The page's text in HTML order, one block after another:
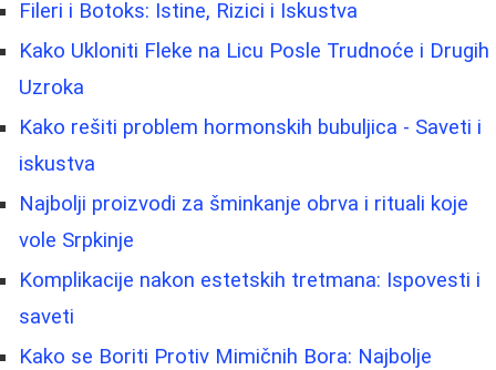
Fileri i Botoks: Istine, Rizici i Iskustva
Kako Ukloniti Fleke na Licu Posle Trudnoće i Drugih
Uzroka
Kako rešiti problem hormonskih bubuljica - Saveti i
iskustva
Najbolji proizvodi za šminkanje obrva i rituali koje
vole Srpkinje
Komplikacije nakon estetskih tretmana: Ispovesti i
saveti
Kako se Boriti Protiv Mimičnih Bora: Najbolje